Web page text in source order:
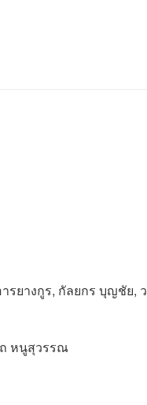
ยางกูร, กัลยกร บุญชัย,
หนูสุวรรณ